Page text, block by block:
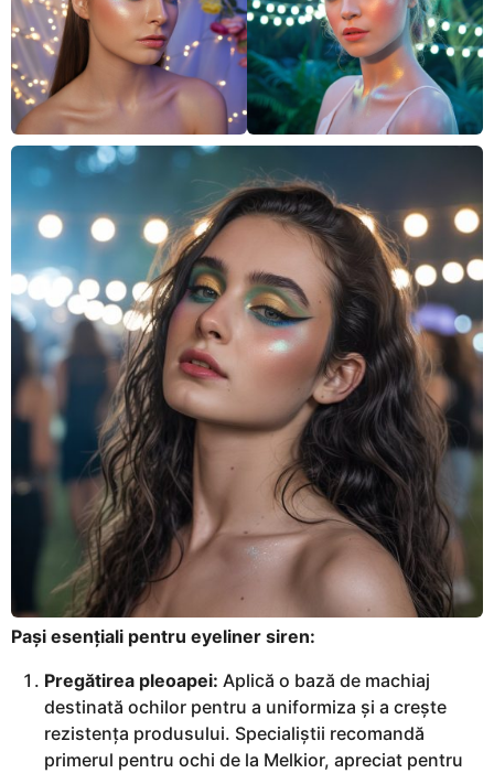
Pași esențiali pentru eyeliner siren:
Pregătirea pleoapei: Aplică o bază de machiaj
destinată ochilor pentru a uniformiza și a crește
rezistența produsului. Specialiștii recomandă
primerul pentru ochi de la Melkior, apreciat pentru